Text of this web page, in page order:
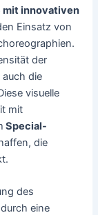
innovativen
Einsatz von
der
die
visuelle
mit
Special-
die
des
eine